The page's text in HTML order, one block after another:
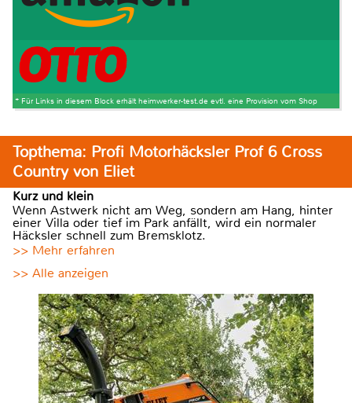
* Für Links in diesem Block erhält heimwerker-test.de evtl. eine Provision vom Shop
Topthema: Profi Motorhäcksler Prof 6 Cross
Country von Eliet
Kurz und klein
Wenn Astwerk nicht am Weg, sondern am Hang, hinter
einer Villa oder tief im Park anfällt, wird ein normaler
Häcksler schnell zum Bremsklotz.
>> Mehr erfahren
>> Alle anzeigen